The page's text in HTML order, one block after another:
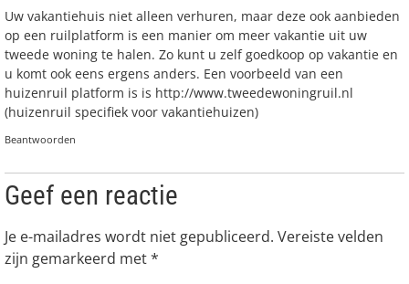
Uw vakantiehuis niet alleen verhuren, maar deze ook aanbieden
op een ruilplatform is een manier om meer vakantie uit uw
tweede woning te halen. Zo kunt u zelf goedkoop op vakantie en
u komt ook eens ergens anders. Een voorbeeld van een
huizenruil platform is is http://www.tweedewoningruil.nl
(huizenruil specifiek voor vakantiehuizen)
Beantwoorden
Geef een reactie
Je e-mailadres wordt niet gepubliceerd. Vereiste velden
zijn gemarkeerd met*